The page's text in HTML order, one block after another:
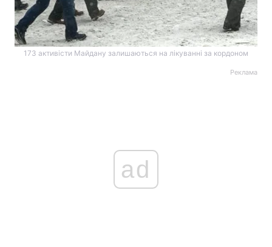
173 активісти Майдану залишаються на лікуванні за кордоном
Реклама
ad